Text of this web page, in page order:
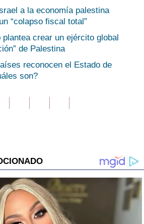
a la economía palestina
“colapso fiscal total”
crear un ejército global
de Palestina
reconocen el Estado de
son?